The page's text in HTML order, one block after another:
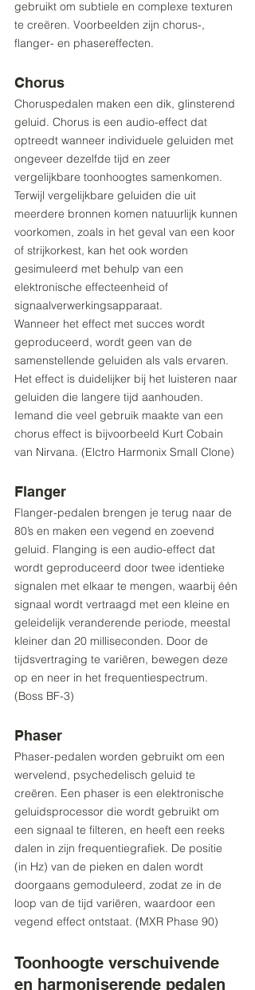
gebruikt om subtiele en complexe texturen
te creëren. Voorbeelden zijn chorus-,
flanger- en phasereffecten.
Chorus
Choruspedalen maken een dik, glinsterend
geluid. Chorus is een audio-effect dat
optreedt wanneer individuele geluiden met
ongeveer dezelfde tijd en zeer
vergelijkbare toonhoogtes samenkomen.
Terwijl vergelijkbare geluiden die uit
meerdere bronnen komen natuurlijk kunnen
voorkomen, zoals in het geval van een koor
of strijkorkest, kan het ook worden
gesimuleerd met behulp van een
elektronische effecteenheid of
signaalverwerkingsapparaat.
Wanneer het effect met succes wordt
geproduceerd, wordt geen van de
samenstellende geluiden als vals ervaren.
Het effect is duidelijker bij het luisteren naar
geluiden die langere tijd aanhouden.
Iemand die veel gebruik maakte van een
chorus effect is bijvoorbeeld Kurt Cobain
van Nirvana. (Elctro Harmonix Small Clone)
Flanger
Flanger-pedalen brengen je terug naar de
80’s en maken een vegend en zoevend
geluid. Flanging is een audio-effect dat
wordt geproduceerd door twee identieke
signalen met elkaar te mengen, waarbij één
signaal wordt vertraagd met een kleine en
geleidelijk veranderende periode, meestal
kleiner dan 20 milliseconden. Door de
tijdsvertraging te variëren, bewegen deze
op en neer in het frequentiespectrum.
(Boss BF-3)
Phaser
Phaser-pedalen worden gebruikt om een
wervelend, psychedelisch geluid te
creëren. Een phaser is een elektronische
geluidsprocessor die wordt gebruikt om
een signaal te filteren, en heeft een reeks
dalen in zijn frequentiegrafiek. De positie
(in Hz) van de pieken en dalen wordt
doorgaans gemoduleerd, zodat ze in de
loop van de tijd variëren, waardoor een
vegend effect ontstaat. (MXR Phase 90)
Toonhoogte verschuivende
en harmoniserende pedalen